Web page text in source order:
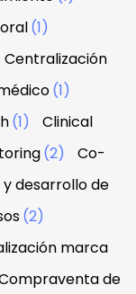
(1)
Centralización
(1)
(1)
Clinical
(2)
Co-
desarrollo de
(2)
marca
de